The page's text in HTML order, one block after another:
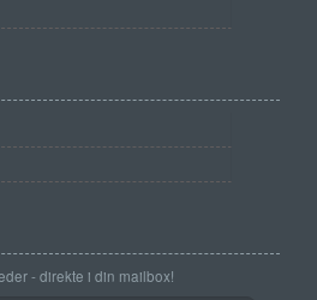
- direkte i din mailbox!